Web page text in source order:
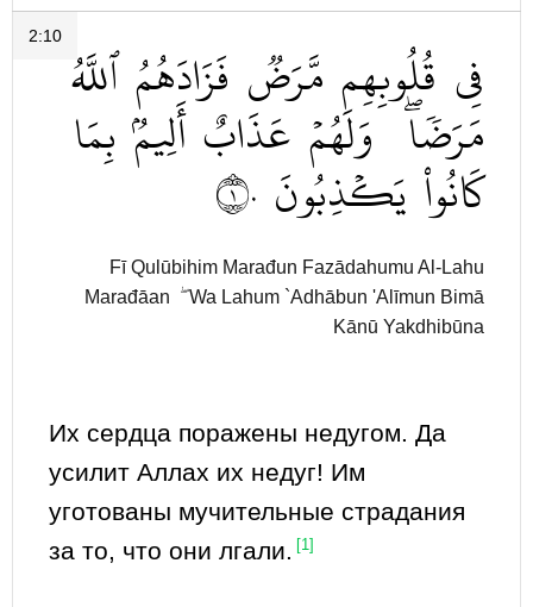
2:10 فِي قُلُوبِهِم مَّرَضٞ فَزَادَهُمُ ٱللَّهُ
مَرَضٗاۖ وَلَهُمۡ عَذَابٌ أَلِيمُۢ بِمَا
كَانُواْ يَكۡذِبُونَ ١٠
Fī Qulūbihim Marađun Fazādahumu Al-Lahu
Marađāan ۖ Wa Lahum `Adhābun 'Alīmun Bimā
Kānū Yakdhibūna
Их сердца поражены недугом. Да
усилит Аллах их недуг! Им
уготованы мучительные страдания
за то, что они лгали.
[1]